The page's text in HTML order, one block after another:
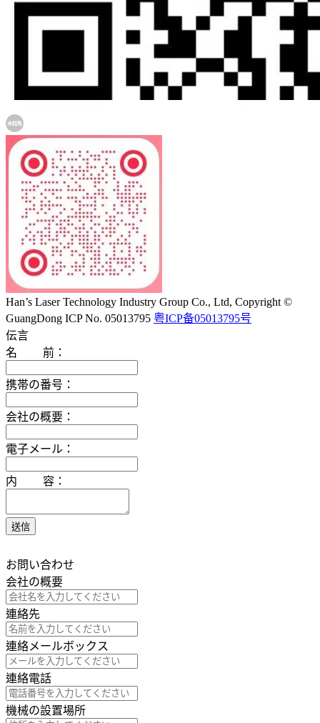
Han’s Laser Technology Industry Group Co., Ltd, Copyright ©
GuangDong ICP No. 05013795 粤ICP备05013795号
伝言
名 前：
携帯の番号：
会社の概要：
電子メール：
内 容：
お問い合わせ
会社の概要
連絡先
連絡メールボックス
連絡電話
機械の設置場所